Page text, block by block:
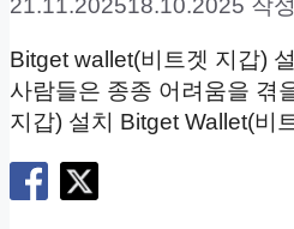
21.11.202518.10.2025 작
Bitget wallet(비트겟 지갑)
사람들은 종종 어려움을 겪
지갑) 설치 Bitget Wallet(비